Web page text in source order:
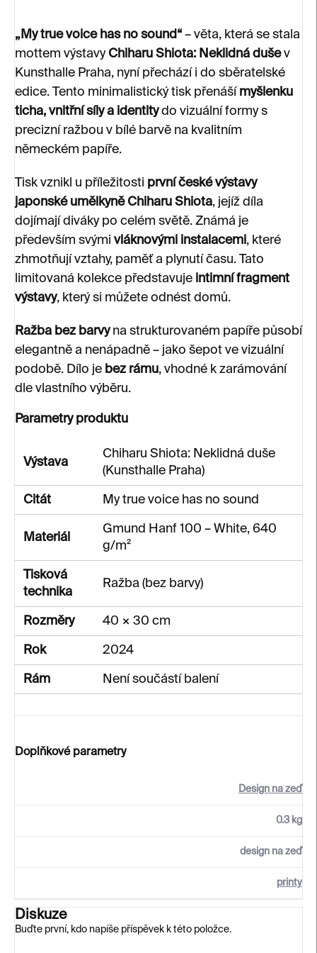
„My true voice has no sound“ – věta, která se stala
mottem výstavy Chiharu Shiota: Neklidná dušev
Kunsthalle Praha, nyní přechází i do sběratelské
edice. Tento minimalistický tisk přenáší myšlenku
ticha, vnitřní síly a identitydo vizuální formy s
precizní ražbou v bílé barvě na kvalitním
německém papíře.
Tisk vznikl u příležitosti první české výstavy
japonské umělkyně Chiharu Shiota, jejíž díla
dojímají diváky po celém světě. Známá je
především svými vláknovými instalacemi, které
zhmotňují vztahy, paměť a plynutí času. Tato
limitovaná kolekce představuje intimní fragment
výstavy, který si můžete odnést domů.
Ražba bez barvyna strukturovaném papíře působí
elegantně a nenápadně – jako šepot ve vizuální
podobě. Dílo je bez rámu, vhodné k zarámování
dle vlastního výběru.
Parametry produktu
Výstava
Chiharu Shiota: Neklidná duše
(Kunsthalle Praha)
Citát My true voice has no sound
Materiál
Gmund Hanf 100 – White, 640
g/m²
Tisková
technika
Ražba (bez barvy)
Rozměry 40 × 30 cm
Rok 2024
Rám Není součástí balení
Doplňkové parametry
Design na zeď
0.3 kg
design na zeď
printy
Diskuze
Buďte první, kdo napíše příspěvek k této položce.